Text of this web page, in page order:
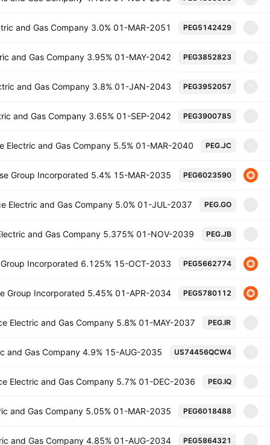
PEG5142429
and Gas Company 3.0% 01-MAR-2051
PEG3852823
and Gas Company 3.95% 01-MAY-2042
PEG3952057
and Gas Company 3.8% 01-JAN-2043
PEG3900785
and Gas Company 3.65% 01-SEP-2042
PEG.JC
Electric and Gas Company 5.5% 01-MAR-2040
PEG6023590
Group Incorporated 5.4% 15-MAR-2035
PEG.GO
Electric and Gas Company 5.0% 01-JUL-2037
PEG.JB
and Gas Company 5.375% 01-NOV-2039
PEG5662774
Incorporated 6.125% 15-OCT-2033
PEG5780112
Group Incorporated 5.45% 01-APR-2034
PEG.IR
Electric and Gas Company 5.8% 01-MAY-2037
US74456QCW4
and Gas Company 4.9% 15-AUG-2035
PEG.IQ
Electric and Gas Company 5.7% 01-DEC-2036
PEG6018488
and Gas Company 5.05% 01-MAR-2035
PEG5864321
and Gas Company 4.85% 01-AUG-2034